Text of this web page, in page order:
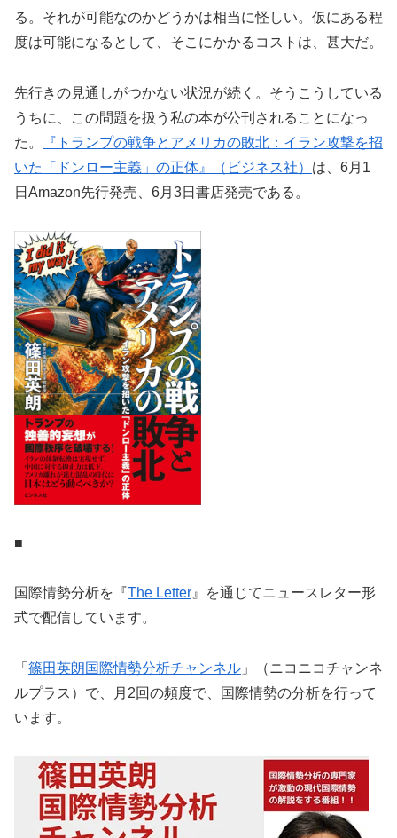
る。それが可能なのかどうかは相当に怪しい。仮にある程
度は可能になるとして、そこにかかるコストは、甚大だ。
先行きの見通しがつかない状況が続く。そうこうしている
うちに、この問題を扱う私の本が公刊されることになっ
た。
『トランプの戦争とアメリカの敗北：イラン攻撃を招
いた「ドンロー主義」の正体』（ビジネス社） は、6月1
日Amazon先行発売、6月3日書店発売である。
■
国際情勢分析を『The Letter 』を通じてニュースレター形
式で配信しています。
「 篠田英朗国際情勢分析チャンネル 」（ニコニコチャンネ
ルプラス）で、月2回の頻度で、国際情勢の分析を行って
います。